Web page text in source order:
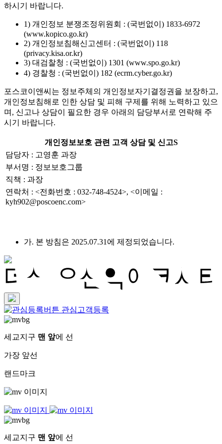
하시기 바랍니다.
1) 개인정보 분쟁조정위원회 : (국번없이) 1833-6972
(www.kopico.go.kr)
2) 개인정보침해신고센터 : (국번없이) 118
(privacy.kisa.or.kr)
3) 대검찰청 : (국번없이) 1301 (www.spo.go.kr)
4) 경찰청 : (국번없이) 182 (ecrm.cyber.go.kr)
포스코이앤씨는 정보주체의 개인정보자기결정권을 보장하고,
개인정보침해로 인한 상담 및 피해 구제를 위해 노력하고 있으
며, 신고나 상담이 필요한 경우 아래의 담당부서로 연락해 주
시기 바랍니다.
개인정보보호 관련 고객 상담 및 신고S
담당자 : 고영훈 과장
부서명 : 정보보호그룹
직책 : 과장
연락처 : <전화번호 : 032-748-4524>, <이메일 :
kyh902@poscoenc.com>
가. 본 방침은 2025.07.31에 제정되었습니다.
관심고객등록
세교지구 맨 앞에 선
가장 앞선
랜드마크
세교지구 맨 앞에 선